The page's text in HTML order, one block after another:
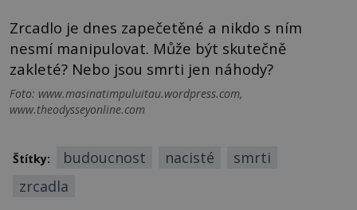
Zrcadlo je dnes zapečetěné a nikdo s ním
nesmí manipulovat. Může být skutečně
zakleté? Nebo jsou smrti jen náhody?
Foto: www.masinatimpuluitau.wordpress.com,
www.theodysseyonline.com
Štítky: budoucnost nacisté
smrti
zrcadla